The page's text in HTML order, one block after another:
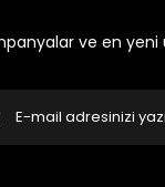
ve en yeni